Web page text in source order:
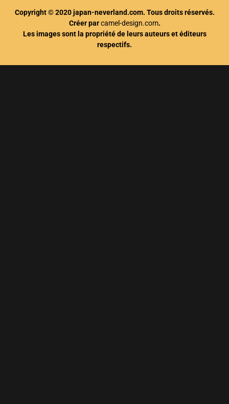
Copyright © 2020 japan-neverland.com. Tous droits réservés.
Créer parcamel-design.com.
Les images sont la propriété de leurs auteurs et éditeurs
respectifs.